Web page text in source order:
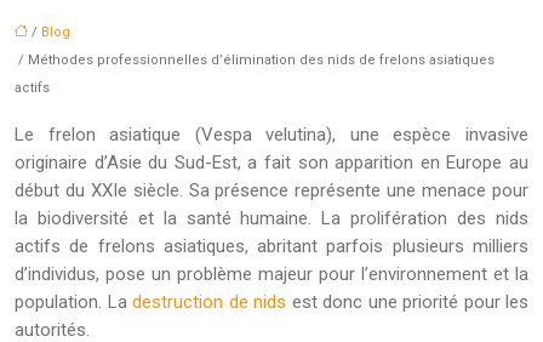
/ Blog
/ Méthodes professionnelles d’élimination des nids de frelons asiatiques
actifs
Le frelon asiatique (Vespa velutina), une espèce invasive
originaire d’Asie du Sud-Est, a fait son apparition en Europe au
début du XXIe siècle. Sa présence représente une menace pour
la biodiversité et la santé humaine. La prolifération des nids
actifs de frelons asiatiques, abritant parfois plusieurs milliers
d’individus, pose un problème majeur pour l’environnement et la
population. La destruction de nids est donc une priorité pour les
autorités.